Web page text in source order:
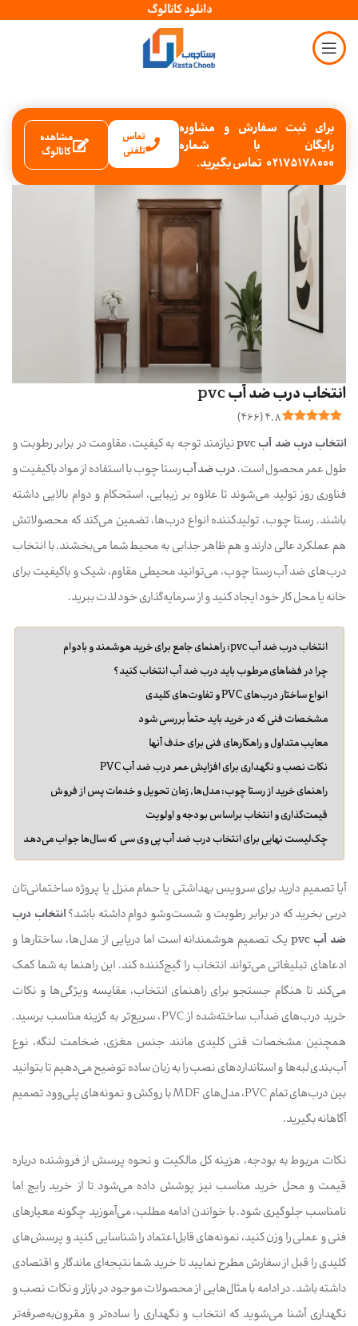
دانلود کاتالوگ
برای ثبت سفارش و مشاوره
رایگان با شماره
02175178000 تماس بگیرید.
تماس
تلفنی
مشاهده
کاتالوگ
انتخاب درب ضد آب pvc
4.8
(
466
)
انتخاب درب ضد آب pvc
نیازمند توجه به کیفیت، مقاومت در برابر رطوبت و
طول عمر محصول است.درب ضد آبرستا چوب با استفاده از مواد باکیفیت و
فناوری روز تولید می‌شوند تا علاوه بر زیبایی، استحکام و دوام بالایی داشته
باشند. رستا چوب، تولیدکننده انواع درب‌ها، تضمین می‌کند که محصولاتش
هم عملکرد عالی دارند و هم ظاهر جذابی به محیط شما می‌بخشند. با انتخاب
درب‌های ضد آب رستا چوب، می‌توانید محیطی مقاوم، شیک و باکیفیت برای
خانه یا محل کار خود ایجاد کنید و از سرمایه‌گذاری خود لذت ببرید.
انتخاب درب ضد آب pvc: راهنمای جامع برای خرید هوشمند و بادوام
چرا در فضاهای مرطوب باید درب ضد آب انتخاب کنید؟
انواع ساختار درب‌های PVC و تفاوت‌های کلیدی
مشخصات فنی که در خرید باید حتماً بررسی شود
معایب متداول و راهکارهای فنی برای حذف آنها
نکات نصب و نگهداری برای افزایش عمر درب ضد آب PVC
راهنمای خرید از رستا چوب: مدل‌ها، زمان تحویل و خدمات پس از فروش
قیمت‌گذاری و انتخاب براساس بودجه و اولویت
چک‌لیست نهایی برای انتخاب درب ضد آب پی وی سی که سال‌ها جواب می‌دهد
آیا تصمیم دارید برای سرویس بهداشتی یا حمام منزل یا پروژه ساختمانی‌تان
دربی بخرید که در برابر رطوبت و شست‌وشو دوام داشته باشد؟انتخاب درب
ضد آب pvc
یک تصمیم هوشمندانه است اما دریایی از مدل‌ها، ساختارها و
ادعاهای تبلیغاتی می‌تواند انتخاب را گیج‌کننده کند. این راهنما به شما کمک
می‌کند تا هنگام جستجو برای راهنمای انتخاب، مقایسه ویژگی‌ها و نکات
خرید درب‌های ضدآب ساخته‌شده از PVC، سریع‌تر به گزینه مناسب برسید.
همچنین مشخصات فنی کلیدی مانند جنس مغزی، ضخامت لنگه، نوع
آب‌بندی لبه‌ها و استانداردهای نصب را به زبان ساده توضیح می‌دهیم تا بتوانید
بین درب‌های تمام PVC، مدل‌های MDF با روکش و نمونه‌های پلی‌وود تصمیم
آگاهانه بگیرید.
نکات مربوط به بودجه، هزینه کل مالکیت و نحوه پرسش از فروشنده درباره
قیمت و محل خرید مناسب نیز پوشش داده می‌شود تا از خرید رایج اما
نامناسب جلوگیری شود. با خواندن ادامه مطلب، می‌آموزید چگونه معیارهای
فنی و عملی را وزن کنید، نمونه‌های قابل‌اعتماد را شناسایی کنید و پرسش‌های
کلیدی را قبل از سفارش مطرح نمایید تا خرید شما نتیجه‌ای ماندگار و اقتصادی
داشته باشد. در ادامه با مثال‌هایی از محصولات موجود در بازار و نکات نصب و
نگهداری آشنا می‌شوید که انتخاب و نگهداری را ساده‌تر و مقرون‌به‌صرفه‌تر